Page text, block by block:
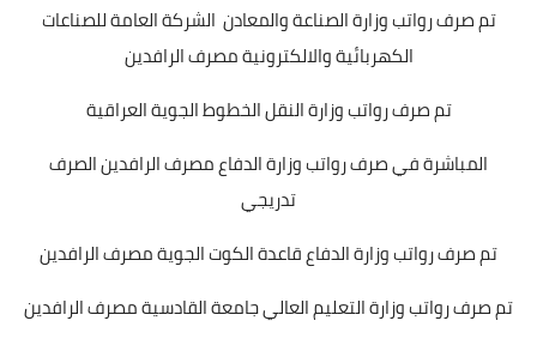
تم صرف رواتب وزارة الصناعة والمعادن الشركة العامة للصناعات
الكهربائية والالكترونية مصرف الرافدين
تم صرف رواتب وزارة النقل الخطوط الجوية العراقية
المباشرة في صرف رواتب وزارة الدفاع مصرف الرافدين الصرف
تدريجي
تم صرف رواتب وزارة الدفاع قاعدة الكوت الجوية مصرف الرافدين
تم صرف رواتب وزارة التعليم العالي جامعة القادسية مصرف الرافدين